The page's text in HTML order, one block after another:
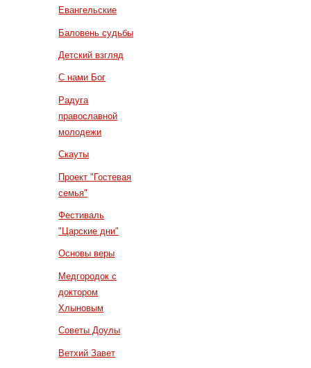
Евангельские
Баловень судьбы
Детский взгляд
С нами Бог
Радуга
православной
молодежи
Скауты
Проект "Гостевая
семья"
Фестиваль
"Царские дни"
Основы веры
Медгородок с
доктором
Хлыновым
Советы Доулы
Ветхий Завет